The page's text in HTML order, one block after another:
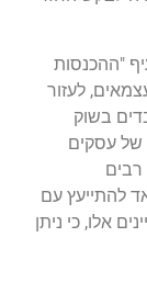
"ההכנסות
לעזור
בשוק
של עסקים
רבים
להתייעץ עם
אלו, כי ניתן